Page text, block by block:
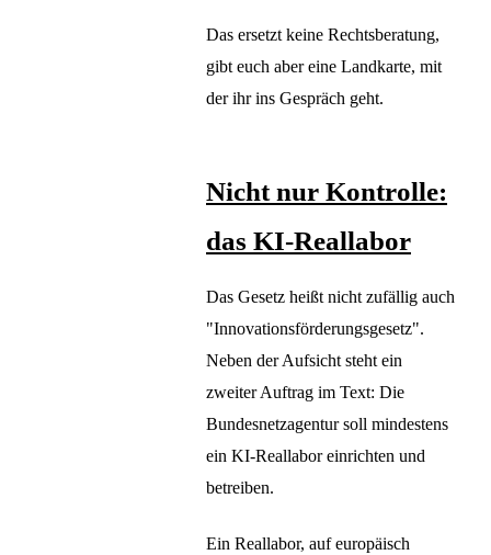
Das ersetzt keine Rechtsberatung,
gibt euch aber eine Landkarte, mit
der ihr ins Gespräch geht.
Nicht nur Kontrolle:
das KI-Reallabor
Das Gesetz heißt nicht zufällig auch
"Innovationsförderungsgesetz".
Neben der Aufsicht steht ein
zweiter Auftrag im Text: Die
Bundesnetzagentur soll mindestens
ein KI-Reallabor einrichten und
betreiben.
Ein Reallabor, auf europäisch